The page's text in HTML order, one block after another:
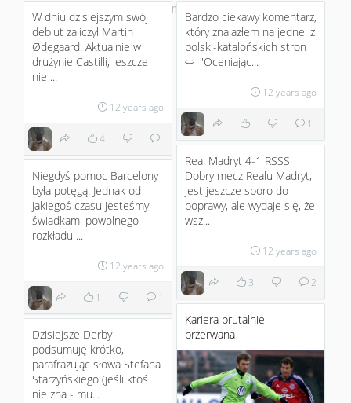
W dniu dzisiejszym swój
debiut zaliczył Martin
Ødegaard. Aktualnie w
drużynie Castilli, jeszcze
nie ...
12 years ago
4
Bardzo ciekawy komentarz,
który znalazłem na jednej z
polski-katalońskich stron
:) "Oceniając...
12 years ago
1
Real Madryt 4-1 RSSS
Dobry mecz Realu Madryt,
jest jeszcze sporo do
poprawy, ale wydaje się, że
wsz...
12 years ago
3 2
Niegdyś pomoc Barcelony
była potęgą. Jednak od
jakiegoś czasu jesteśmy
świadkami powolnego
rozkładu ...
12 years ago
1 1
Kariera brutalnie
przerwana
Dzisiejsze Derby
podsumuję krótko,
parafrazując słowa Stefana
Starzyńskiego (jeśli ktoś
nie zna - mu...
No more